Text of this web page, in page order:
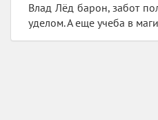
Влад Лёд барон, забот
уделом. А еще учеба в